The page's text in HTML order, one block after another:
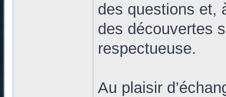
des questions et,
des découvertes
respectueuse.
Au plaisir